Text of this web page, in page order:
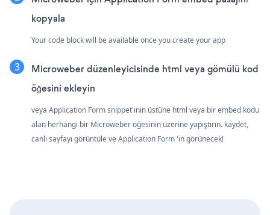
kopyala
Your code block will be available once you create your app
Microweber düzenleyicisinde html veya gömülü kod
öğesini ekleyin
veya Application Form snippet'inin üstüne html veya bir embed kodu
alan herhangi bir Microweber öğesinin üzerine yapıştırın. kaydet,
canlı sayfayı görüntüle ve Application Form 'in görünecek!